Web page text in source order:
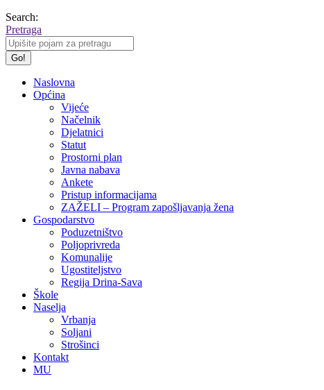
Search:
Pretraga
Naslovna
Općina
Vijeće
Načelnik
Djelatnici
Statut
Prostorni plan
Javna nabava
Ankete
Pristup informacijama
ZAŽELI – Program zapošljavanja žena
Gospodarstvo
Poduzetništvo
Poljoprivreda
Komunalije
Ugostiteljstvo
Regija Drina-Sava
Škole
Naselja
Vrbanja
Soljani
Strošinci
Kontakt
MU